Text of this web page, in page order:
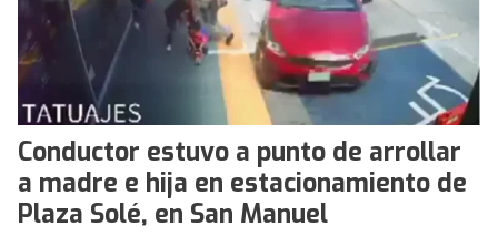
Conductor estuvo a punto de arrollar
a madre e hija en estacionamiento de
Plaza Solé, en San Manuel